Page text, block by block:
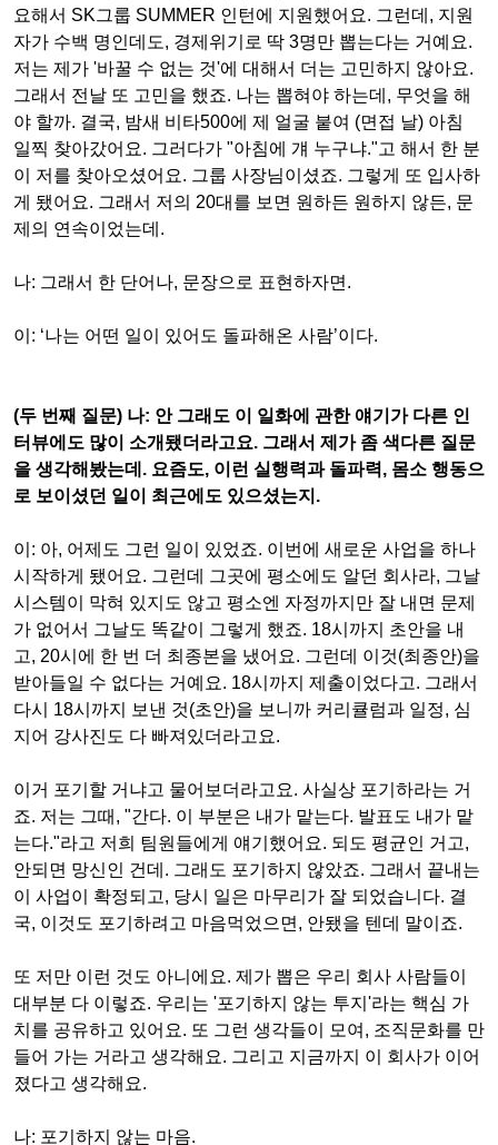
요해서 SK그룹 SUMMER 인턴에 지원했어요. 그런데 , 지원
자가 수백 명인데도, 경제위기로 딱 3명만 뽑는다는 거예요.
저는 제가 '바꿀 수 없는 것'에 대해서 더는 고민하지 않아요.
그래서 전날 또 고민을 했죠. 나는 뽑혀야 하는데 , 무엇을 해
야 할까. 결국, 밤새 비타500에 제 얼굴 붙여 (면접 날) 아침
일찍 찾아갔어요. 그러다가 "아침에 걔 누구냐."고 해서 한 분
이 저를 찾아오셨어요. 그룹 사장님이셨죠. 그렇게 또 입사하
게 됐어요. 그래서 저의 20대를 보면 원하든 원하지 않든, 문
제의 연속이었는데 .
나: 그래서 한 단어나, 문장으로 표현하자면 .
이 : ‘나는 어떤 일이 있어도 돌파해온 사람’이다.
(두 번째 질문) 나: 안 그래도 이 일화에 관한 얘기가 다른 인
터뷰에도 많이 소개됐더라고요. 그래서 제가 좀 색다른 질문
을 생각해봤는데 . 요즘도, 이런 실행력과 돌파력, 몸소 행동으
로 보이셨던 일이 최근에도 있으셨는지 .
이 : 아, 어제도 그런 일이 있었죠. 이번에 새로운 사업을 하나
시작하게 됐어요. 그런데 그곳에 평소에도 알던 회사라, 그날
시스템이 막혀 있지도 않고 평소엔 자정까지만 잘 내면 문제
가 없어서 그날도 똑같이 그렇게 했죠. 18시까지 초안을 내
고, 20시에 한 번 더 최종본을 냈어요. 그런데 이것(최종안)을
받아들일 수 없다는 거예요. 18시까지 제출이었다고. 그래서
다시 18시까지 보낸 것(초안)을 보니까 커리큘럼과 일정, 심
지어 강사진도 다 빠져있더라고요.
이거 포기할 거냐고 물어보더라고요. 사실상 포기하라는 거
죠. 저는 그때 , "간다. 이 부분은 내가 맡는다. 발표도 내가 맡
는다."라고 저희 팀원들에게 얘기했어요. 되도 평균인 거고,
안되면 망신인 건데 . 그래도 포기하지 않았죠. 그래서 끝내는
이 사업이 확정되고, 당시 일은 마무리가 잘 되었습니다. 결
국, 이것도 포기하려고 마음먹었으면 , 안됐을 텐데 말이죠.
또 저만 이런 것도 아니에요. 제가 뽑은 우리 회사 사람들이
대부분 다 이렇죠. 우리는 '포기하지 않는 투지 '라는 핵심 가
치를 공유하고 있어요. 또 그런 생각들이 모여 , 조직문화를 만
들어 가는 거라고 생각해요. 그리고 지금까지 이 회사가 이어
졌다고 생각해요.
나: 포기하지 않는 마음.